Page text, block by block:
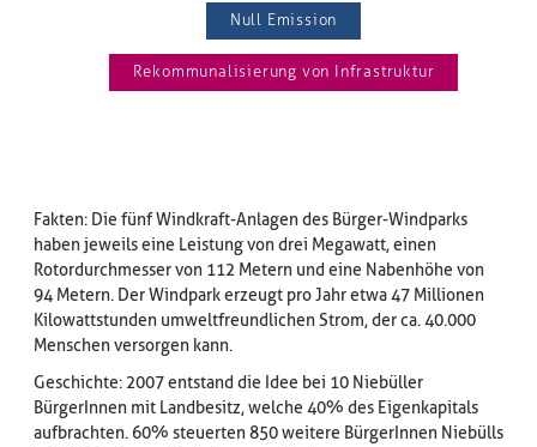
Null Emission
Rekommunalisierung von Infrastruktur
Fakten: Die fünf Windkraft-Anlagen des Bürger-Windparks
haben jeweils eine Leistung von drei Megawatt, einen
Rotordurchmesser von 112 Metern und eine Nabenhöhe von
94 Metern. Der Windpark erzeugt pro Jahr etwa 47 Millionen
Kilowattstunden umweltfreundlichen Strom, der ca. 40.000
Menschen versorgen kann.
Geschichte: 2007 entstand die Idee bei 10 Niebüller
BürgerInnen mit Landbesitz, welche 40% des Eigenkapitals
aufbrachten. 60% steuerten 850 weitere BürgerInnen Niebülls